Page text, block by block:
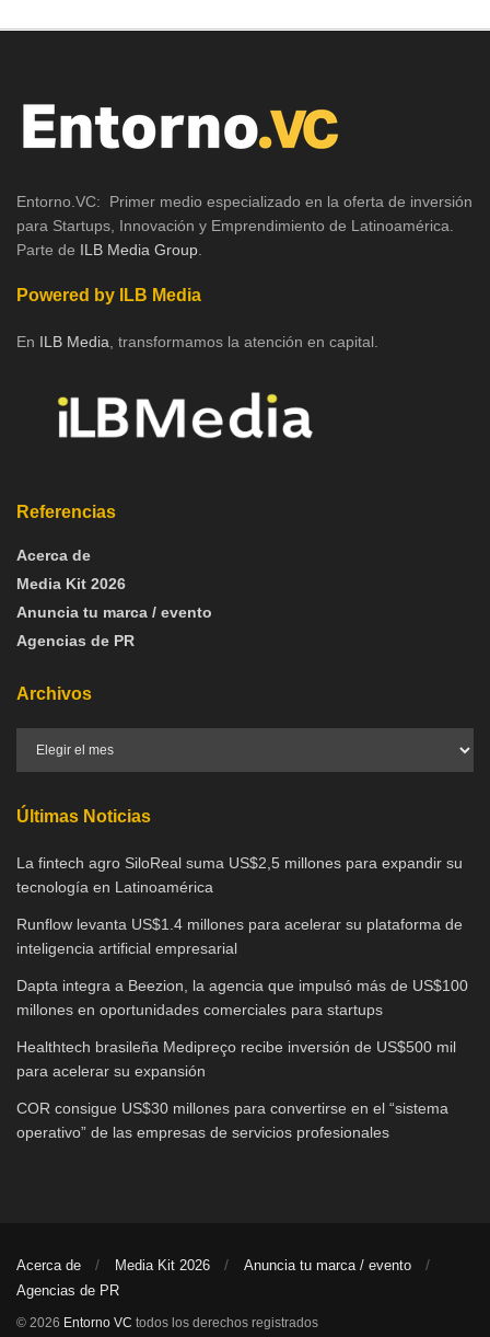
Entorno.VC: Primer medio especializado en la oferta de inversión
para Startups, Innovación y Emprendimiento de Latinoamérica.
Parte de ILB Media Group
Powered by ILB Media
En ILB Media , transformamos la atención en capital.
Referencias
Acerca de
Media Kit 2026
Anuncia tu marca / evento
Agencias de PR
Archivos
Últimas Noticias
La fintech agro SiloReal suma US$2,5 millones para expandir su
tecnología en Latinoamérica
Runflow levanta US$1.4 millones para acelerar su plataforma de
inteligencia artificial empresarial
Dapta integra a Beezion, la agencia que impulsó más de US$100
millones en oportunidades comerciales para startups
Healthtech brasileña Medipreço recibe inversión de US$500 mil
para acelerar su expansión
COR consigue US$30 millones para convertirse en el “sistema
operativo” de las empresas de servicios profesionales
Acerca de Media Kit 2026
Anuncia tu marca / evento
Agencias de PR
© 2026 Entorno VC todos los derechos registrados